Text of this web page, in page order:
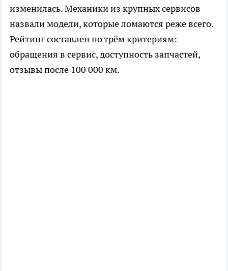
изменилась. Механики из крупных сервисов
назвали модели, которые ломаются реже всего.
Рейтинг составлен по трём критериям:
обращения в сервис, доступность запчастей,
отзывы после 100 000 км.